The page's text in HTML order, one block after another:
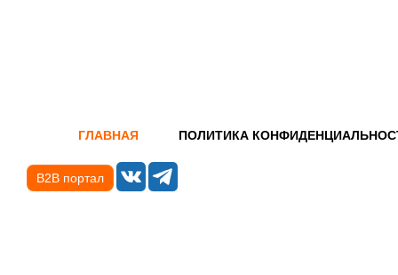
ГЛАВНАЯ ПОЛИТИКА
B2B портал